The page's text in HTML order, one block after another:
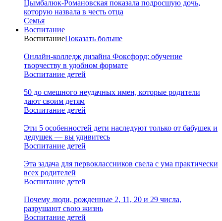
Цымбалюк-Романовская показала подросшую дочь,
которую назвала в честь отца
Семья
Воспитание
ВоспитаниеПоказать больше
Онлайн-колледж дизайна Фоксфорд: обучение
творчеству в удобном формате
Воспитание детей
50 до смешного неудачных имен, которые родители
дают своим детям
Воспитание детей
Эти 5 особенностей дети наследуют только от бабушек и
дедушек — вы удивитесь
Воспитание детей
Эта задача для первоклассников свела с ума практически
всех родителей
Воспитание детей
Почему люди, рожденные 2, 11, 20 и 29 числа,
разрушают свою жизнь
Воспитание детей